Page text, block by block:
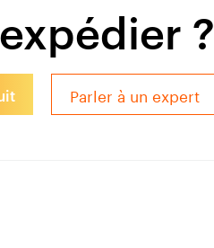
?
Parler à un expert